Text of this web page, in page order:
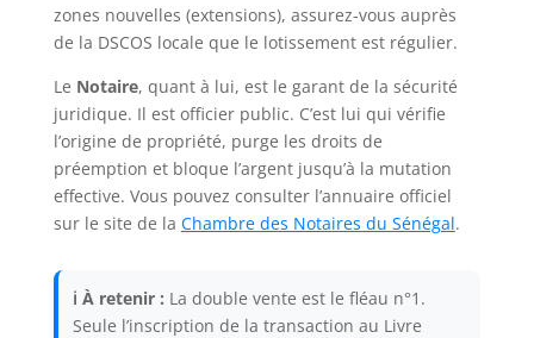
zones nouvelles (extensions), assurez-vous auprès
de la DSCOS locale que le lotissement est régulier.
Le Notaire, quant à lui, est le garant de la sécurité
juridique. Il est officier public. C’est lui qui vérifie
l’origine de propriété, purge les droits de
préemption et bloque l’argent jusqu’à la mutation
effective. Vous pouvez consulter l’annuaire officiel
sur le site de la Chambre des Notaires du Sénégal.
ℹ À retenir : La double vente est le fléau n°1.
Seule l’inscription de la transaction au Livre